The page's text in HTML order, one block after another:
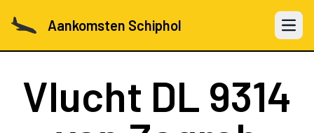
Aankomsten Schiphol Open
Vlucht DL 9314